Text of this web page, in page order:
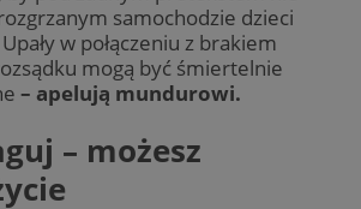
samochodzie dzieci
w połączeniu z brakiem
mogą być śmiertelnie
– apelują mundurowi.
– możesz